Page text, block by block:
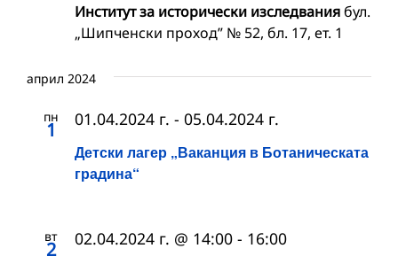
Институт за исторически изследваниябул.
„Шипченски проход” № 52, бл. 17, ет. 1
април 2024
пн
1
Детски лагер „Ваканция в Ботаническата
градина“
01.04.2024 г. - 05.04.2024 г.
вт
2 02.04.2024 г. @ 14:00 - 16:00